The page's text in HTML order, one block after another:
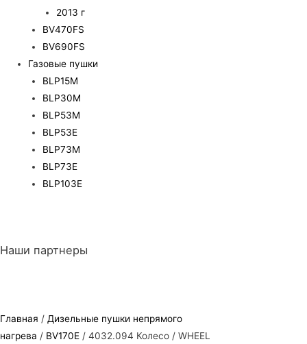
2013 г
BV470FS
BV690FS
Газовые пушки
BLP15M
BLP30M
BLP53M
BLP53E
BLP73M
BLP73E
BLP103E
Наши партнеры
Главная / Дизельные пушки непрямого
нагрева / BV170E / 4032.094 Колесо / WHEEL